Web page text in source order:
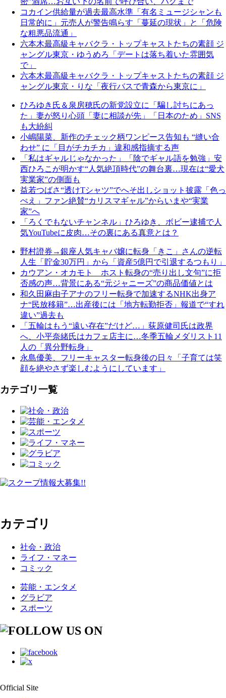
コカイン供給量が過去最高水準「有名ミュージシャンも
日常的に」元売人が警告鳴らす「蔓延の現状」と「危険
な粗悪品流通」
六本木最高級キャバクラ・トップキャストたちの素顔 ジ
ャングル東京・ゆうめろ「デートは落ち着いた雰囲気
で」
六本木最高級キャバクラ・トップキャストたちの素顔 ジ
ャングル東京・りな「夜行バスで青森から東京に」
ひろゆき氏＆泉房穂氏の新党設立に「騙し討ちにあっ
た」妻が怒り心頭「妻に相談が先」「日本のため」SNS
も大紛糾
小嶋陽菜、新作のチェック柄ワンピース告知も “縫い合
わせ” に「目がチカチカ」違和感指摘する声
「私はギャルじゃなかった」「陰でギャル語を勉強」安
西ひろこが明かす“人気絶頂時代”の舞台裏…現在は“愛犬
実業家”の側面も
益若つばさ“透けTシャツ”でへそ出しショット披露「色っ
ぺえ」ファン絶賛“カリスマギャル”からいまや“実業
家”へ
「ろくでもないチャンネル」ひろゆき、ボビー逮捕で人
気YouTubeに皮肉…その裏にある真意とは？
野村證券→銀座人気キャバ嬢に転身「きこ」さんの逆転
人生「貯金30万円」から「資産5億円で引退するつもり」
カウアン・オカモト ホスト転身の“売り出し文句”に拒
否感の声…背景にある“元ジャニーズ”の商品価値とは
和久田麻由子アナのフリー転身で加速するNHK出身ア
ナ“民放移籍”…出産後には「地方転勤拒否」報道で“すれ
違い”過去も
「五輪はもう“遠い存在”だけど…」荻原健司氏は政界
へ、小平奈緒氏はカフェ店主に…冬季五輪メダリスト11
人の「異分野転身」
永島優美、フリーキャスター転身後の日々「子育ては笑
顔を絶やさず楽しむようにしています」
カテゴリ一覧
カテゴリ
社会・政治
ライフ・マネー
コミック
芸能・エンタメ
グラビア
スポーツ
Official Site